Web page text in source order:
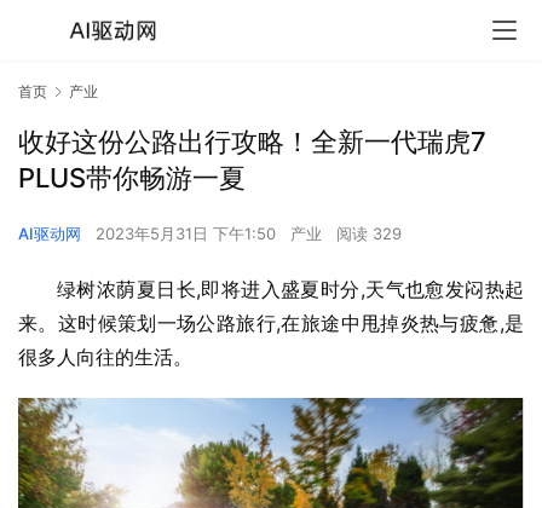
首页 产业
收好这份公路出行攻略！全新一代瑞虎7
PLUS带你畅游一夏
AI驱动网 2023年5月31日 下午1:50 产业 阅读 329
绿树浓荫夏日长,即将进入盛夏时分,天气也愈发闷热起
来。这时候策划一场公路旅行,在旅途中甩掉炎热与疲惫,是
很多人向往的生活。